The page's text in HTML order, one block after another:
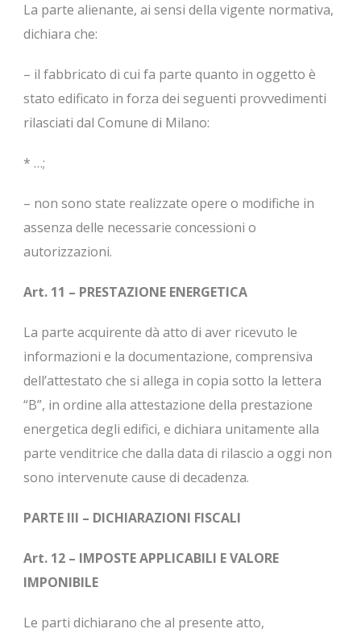
La parte alienante, ai sensi della vigente normativa,
dichiara che:
– il fabbricato di cui fa parte quanto in oggetto è
stato edificato in forza dei seguenti provvedimenti
rilasciati dal Comune di Milano:
* …;
– non sono state realizzate opere o modifiche in
assenza delle necessarie concessioni o
autorizzazioni.
Art. 11 – PRESTAZIONE ENERGETICA
La parte acquirente dà atto di aver ricevuto le
informazioni e la documentazione, comprensiva
dell’attestato che si allega in copia sotto la lettera
“B”, in ordine alla attestazione della prestazione
energetica degli edifici, e dichiara unitamente alla
parte venditrice che dalla data di rilascio a oggi non
sono intervenute cause di decadenza.
PARTE III – DICHIARAZIONI FISCALI
Art. 12 – IMPOSTE APPLICABILI E VALORE
IMPONIBILE
Le parti dichiarano che al presente atto,